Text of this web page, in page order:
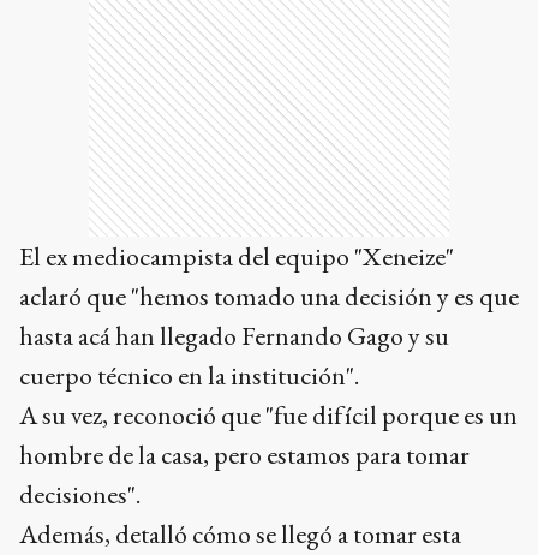
El ex mediocampista del equipo "Xeneize"
aclaró que "hemos tomado una decisión y es que
hasta acá han llegado Fernando Gago y su
cuerpo técnico en la institución".
A su vez, reconoció que "fue difícil porque es un
hombre de la casa, pero estamos para tomar
decisiones".
Además, detalló cómo se llegó a tomar esta